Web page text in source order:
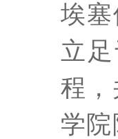
埃
立
程
学